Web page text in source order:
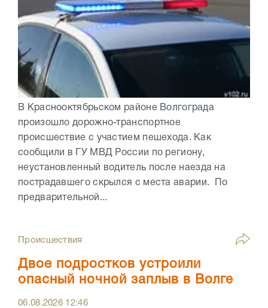
В Краснооктябрьском районе Волгограда
произошло дорожно-транспортное
происшествие с участием пешехода. Как
сообщили в ГУ МВД России по региону,
неустановленный водитель после наезда на
пострадавшего скрылся с места аварии. По
предварительной...
Происшествия
Двое подростков устроили
опасный ночной заплыв в Волге
06.08.2026 12:46